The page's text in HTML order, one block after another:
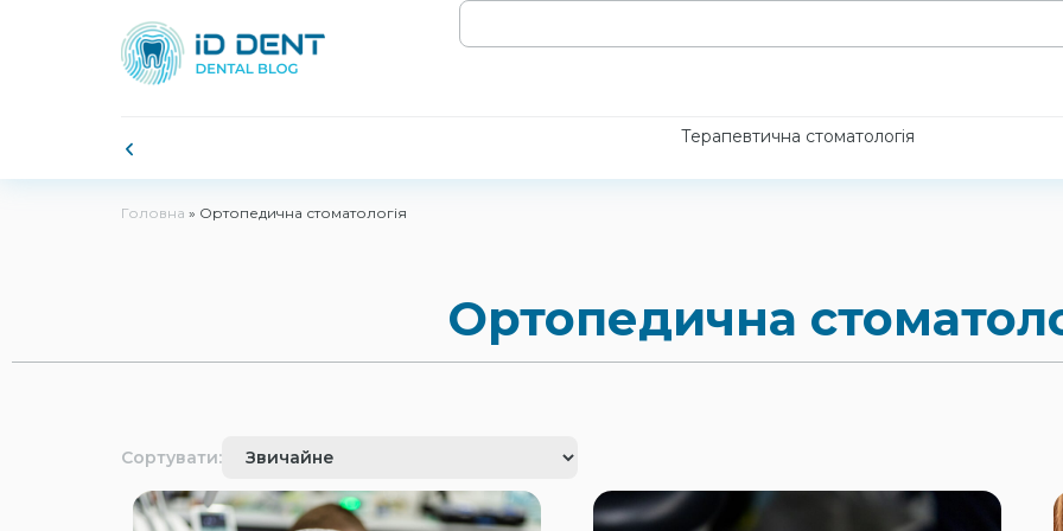
Терапевтична стоматологія
Головна » Ортопедична стоматологія
Ортопедична
Сортувати: